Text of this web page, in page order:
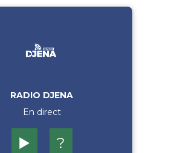
RADIO DJENA
En direct
▶️ ?